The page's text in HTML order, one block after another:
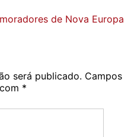
de Nova Europa
será publicado. Campos
*